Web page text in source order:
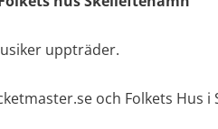
uppträder.
och Folkets Hus i